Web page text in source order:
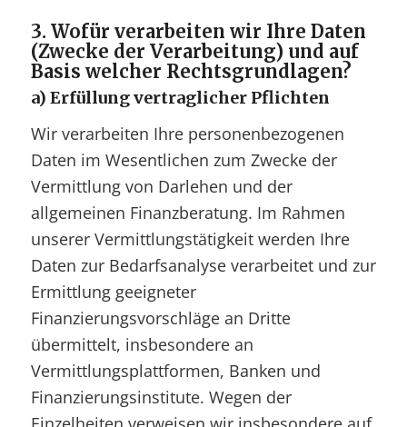
3. Wofür verarbeiten wir Ihre Daten
(Zwecke der Verarbeitung) und auf
Basis welcher Rechtsgrundlagen?
a) Erfüllung vertraglicher Pflichten
Wir verarbeiten Ihre personenbezogenen
Daten im Wesentlichen zum Zwecke der
Vermittlung von Darlehen und der
allgemeinen Finanzberatung. Im Rahmen
unserer Vermittlungstätigkeit werden Ihre
Daten zur Bedarfsanalyse verarbeitet und zur
Ermittlung geeigneter
Finanzierungsvorschläge an Dritte
übermittelt, insbesondere an
Vermittlungsplattformen, Banken und
Finanzierungsinstitute. Wegen der